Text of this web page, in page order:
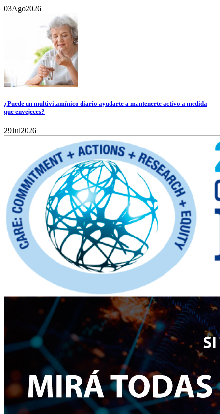
03Ago2026
¿Puede un multivitamínico diario ayudarte a mantenerte activo a medida
que envejeces?
29Jul2026